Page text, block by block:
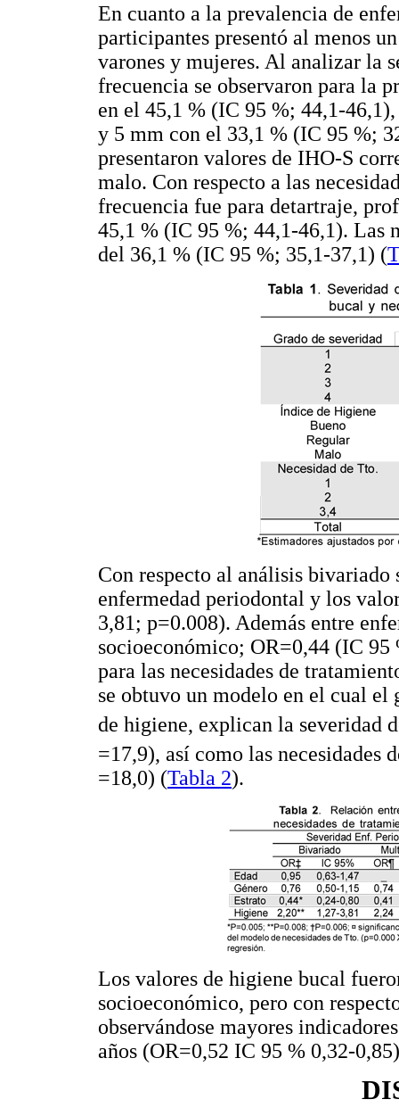
En cuanto a la prevalencia de
participantes presentó al menos
varones y mujeres. Al analizar la
frecuencia se observaron para la
en el 45,1 % (IC 95 %; 44,1-
y 5 mm con el 33,1 % (IC 95 %;
presentaron valores de IHO-S
malo. Con respecto a las
frecuencia fue para detartraje,
45,1 % (IC 95 %; 44,1-46,1). Las
del 36,1 % (IC 95 %; 35,1-37,1) (
Con respecto al análisis
enfermedad periodontal y los
3,81; p=0.008). Además entre
socioeconómico; OR=0,44 (IC
para las necesidades de
se obtuvo un modelo en el cual el
de higiene, explican la severidad
=17,9), así como las
=18,0) (Tabla 2).
Los valores de higiene bucal
socioeconómico, pero con
observándose mayores
años (OR=0,52 IC 95 % 0,32-